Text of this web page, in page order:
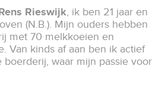
Rieswijk, ik ben 21 jaar en
(N.B.). Mijn ouders hebben
met 70 melkkoeien en
Van kinds af aan ben ik actief
waar mijn passie voor